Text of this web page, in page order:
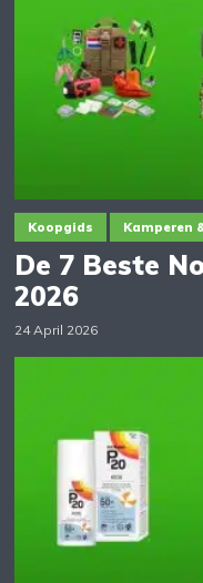
Koopgids Kamperen
De 7 Beste
2026
24 April 2026